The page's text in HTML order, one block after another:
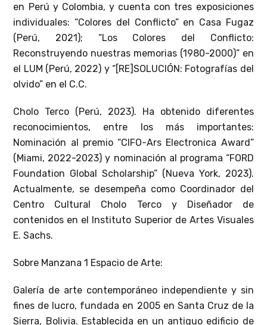
en Perú y Colombia, y cuenta con tres exposiciones
individuales: “Colores del Conflicto” en Casa Fugaz
(Perú, 2021); “Los Colores del Conflicto:
Reconstruyendo nuestras memorias (1980-2000)” en
el LUM (Perú, 2022) y “[RE]SOLUCIÓN: Fotografías del
olvido” en el C.C.
Cholo Terco (Perú, 2023). Ha obtenido diferentes
reconocimientos, entre los más importantes:
Nominación al premio “CIFO-Ars Electronica Award”
(Miami, 2022-2023) y nominación al programa “FORD
Foundation Global Scholarship” (Nueva York, 2023).
Actualmente, se desempeña como Coordinador del
Centro Cultural Cholo Terco y Diseñador de
contenidos en el Instituto Superior de Artes Visuales
E. Sachs.
Sobre Manzana 1 Espacio de Arte:
Galería de arte contemporáneo independiente y sin
fines de lucro, fundada en 2005 en Santa Cruz de la
Sierra, Bolivia. Establecida en un antiguo edificio de